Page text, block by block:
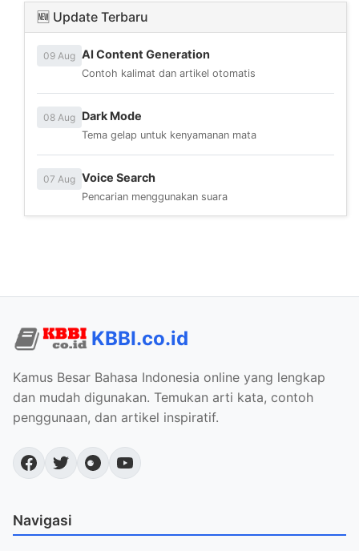
🆕 Update Terbaru
09 Aug AI Content Generation
Contoh kalimat dan artikel otomatis
08 Aug Dark Mode
Tema gelap untuk kenyamanan mata
07 Aug Voice Search
Pencarian menggunakan suara
KBBI.co.id
Kamus Besar Bahasa Indonesia online yang lengkap
dan mudah digunakan. Temukan arti kata, contoh
penggunaan, dan artikel inspiratif.
Navigasi